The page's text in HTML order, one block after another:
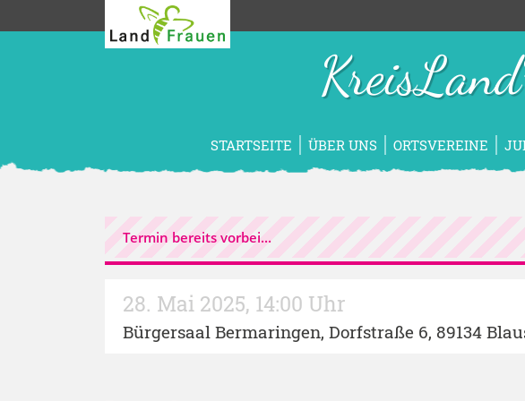
STARTSEITE ÜBER UNS ORTSVEREINE
Termin bereits vorbei...
28. Mai 2025, 14:00 Uhr
Bürgersaal Bermaringen, Dorfstraße 6, 89134